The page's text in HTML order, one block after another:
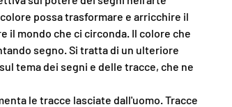
possa trasformare e arricchire il
il mondo che ci circonda. Il colore che
segno. Si tratta di un ulteriore
tema dei segni e delle tracce, che ne
le tracce lasciate dall'uomo. Tracce